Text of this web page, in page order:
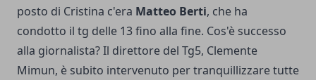
posto di Cristina c'era Matteo Berti, che ha
condotto il tg delle 13 fino alla fine. Cos'è successo
alla giornalista? Il direttore del Tg5, Clemente
Mimun, è subito intervenuto per tranquillizzare tutte